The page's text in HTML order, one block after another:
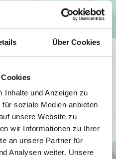
Über Cookies
Inhalte und Anzeigen zu
soziale Medien anbieten
unsere Website zu
wir Informationen zu Ihrer
an unsere Partner für
Analysen weiter. Unsere
von Google
privacy).